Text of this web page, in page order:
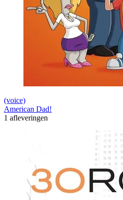
(voice)
American Dad!
1 afleveringen